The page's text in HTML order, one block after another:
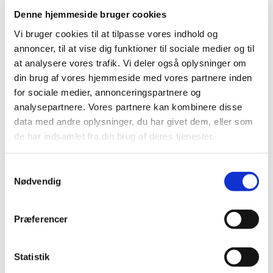
Denne hjemmeside bruger cookies
Vi bruger cookies til at tilpasse vores indhold og
annoncer, til at vise dig funktioner til sociale medier og til
at analysere vores trafik. Vi deler også oplysninger om
din brug af vores hjemmeside med vores partnere inden
for sociale medier, annonceringspartnere og
analysepartnere. Vores partnere kan kombinere disse
data med andre oplysninger, du har givet dem, eller som
de har indsamlet fra din brug af deres tjenester.
Nødvendig
Præferencer
Statistik
1
2
→
Modtag prisliste
Udfyld formularen og skriv gerne under
I vores magasin finder I priser, specifikationer
og inspiration der kan hjælpe jer på vej mod